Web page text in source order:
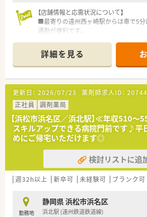
【店舗情報と応需状況について】
■最寄りの遠州西ヶ崎駅からは車で5分
通勤が便利です。
しています。
■処方箋枚数は1日20枚程度で、患者様
ができます。
【求人情報について】
■30代前半の経験者には、年収600万円
ざいます。
■年俸制ですが業績により決算賞与の支
される環境です。
■転居を伴う入社の場合、敷金礼金な
する制度があります。
【勤務実態について】
■完全週休2日制を採用しており、年間
確保されています。
ンスも良好です。
■月間の平均残業時間は10～15時間程
間も大切にできます。
詳細を見る
更新日： 2026/07/23 薬剤師求人ID：
正社員
調剤薬局
【浜松市浜名区／浜北駅】≪年収510
スキルアップできる病院門前です♪平
めにご帰宅いただけます◎
検討リストに追
週32h以上 新卒可 未経験可 ブランク可
勤務地
静岡県 浜松市浜名区
浜北駅 (遠州鉄道鉄道線)